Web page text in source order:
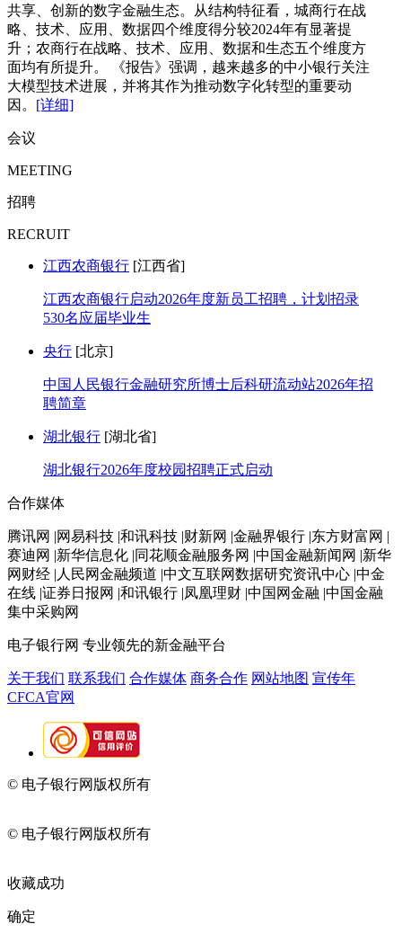
共享、创新的数字金融生态。从结构特征看，城商行在战
略、技术、应用、数据四个维度得分较2024年有显著提
升；农商行在战略、技术、应用、数据和生态五个维度方
面均有所提升。 《报告》强调，越来越多的中小银行关注
大模型技术进展，并将其作为推动数字化转型的重要动
因。 [详细]
会议
MEETING
招聘
RECRUIT
江西农商银行 [江西省]
江西农商银行启动2026年度新员工招聘，计划招录
530名应届毕业生
央行 [北京]
中国人民银行金融研究所博士后科研流动站2026年招
聘简章
湖北银行 [湖北省]
湖北银行2026年度校园招聘正式启动
合作媒体
腾讯网 |网易科技 |和讯科技 |财新网 |金融界银行 |东方财富网 |
赛迪网 |新华信息化 |同花顺金融服务网 |中国金融新闻网 |新华
网财经 |人民网金融频道 |中文互联网数据研究资讯中心 |中金
在线 |证券日报网 |和讯银行 |凤凰理财 |中国网金融 |中国金融
集中采购网
电子银行网 专业领先的新金融平台
关于我们 联系我们 合作媒体 商务合作 网站地图 宣传年
CFCA官网
© 电子银行网版权所有
© 电子银行网版权所有
收藏成功
确定